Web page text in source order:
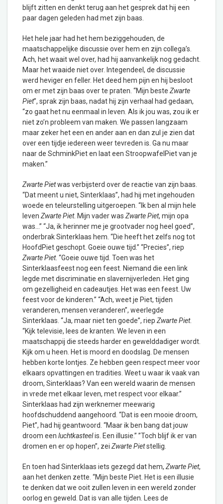
blijft zitten en denkt terug aan het gesprek dat hij een
paar dagen geleden had met zijn baas.
Het hele jaar had het hem beziggehouden, de
maatschappelijke discussie over hem en zijn collega’s.
Ach, het waait wel over, had hij aanvankelijk nog gedacht.
Maar het waaide niet over. Integendeel, de discussie
werd heviger en feller. Het deed hem pijn en hij besloot
om er met zijn baas over te praten. “Mijn beste Zwarte
Piet”, sprak zijn baas, nadat hij zijn verhaal had gedaan,
“zo gaat het nu eenmaal in leven. Als ik jou was, zou ik er
niet zo’n probleem van maken. We passen langzaam
maar zeker het een en ander aan en dan zul je zien dat
over een tijdje iedereen weer tevreden is. Ga nu maar
naar de SchminkPiet en laat een StroopwafelPiet van je
maken.”
Zwarte Pietwas verbijsterd over de reactie van zijn baas.
“Dat meent u niet, Sinterklaas”, had hij met ingehouden
woede en teleurstelling uitgeroepen. “Ik ben al mijn hele
leven Zwarte Piet. Mijn vader was Zwarte Piet, mijn opa
was…” “Ja, ik herinner me je grootvader nog heel goed”,
onderbrak Sinterklaas hem. “Die heeft het zelfs nog tot
HoofdPiet geschopt. Goeie ouwe tijd.” “Precies”, riep
Zwarte Piet. “Goeie ouwe tijd. Toen was het
Sinterklaasfeest nog een feest. Niemand die een link
legde met discriminatie en slavernijverleden. Het ging
om gezelligheid en cadeautjes. Het was een feest. Uw
feest voor de kinderen.” “Ach, weet je Piet, tijden
veranderen, mensen veranderen”, weerlegde
Sinterklaas. “Ja, maar niet ten goede”, riep Zwarte Piet.
“Kijk televisie, lees de kranten. We leven in een
maatschappij die steeds harder en gewelddadiger wordt.
Kijk om u heen. Het is moord en doodslag. De mensen
hebben korte lontjes. Ze hebben geen respect meer voor
elkaars opvattingen en tradities. Weet u waar ik vaak van
droom, Sinterklaas? Van een wereld waarin de mensen
in vrede met elkaar leven, met respect voor elkaar.”
Sinterklaas had zijn werknemer meewarig
hoofdschuddend aangehoord. “Dat is een mooie droom,
Piet”, had hij geantwoord. “Maar ik ben bang dat jouw
droom een luchtkasteelis. Een illusie.” ”Toch blijf ik er van
dromen en er op hopen”, zei Zwarte Pietstellig.
En toen had Sinterklaas iets gezegd dat hem, Zwarte Piet,
aan het denken zette. “Mijn beste Piet. Het is een illusie
te denken dat we ooit zullen leven in een wereld zonder
oorlog en geweld. Dat is van alle tijden. Lees de